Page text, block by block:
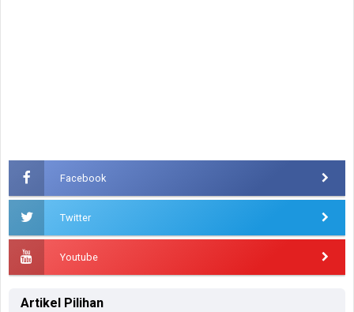
Facebook
Twitter
Youtube
Artikel Pilihan